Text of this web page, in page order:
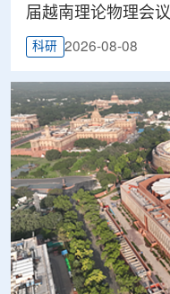
届越南理论物理会议
科研 2026-08-08